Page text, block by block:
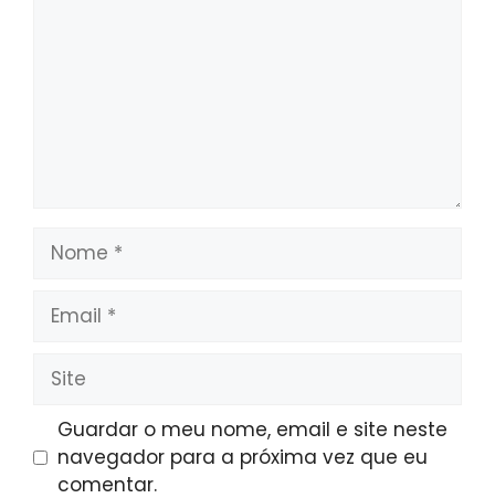
Nome
Email
Site
Guardar o meu nome, email e site neste
navegador para a próxima vez que eu
comentar.